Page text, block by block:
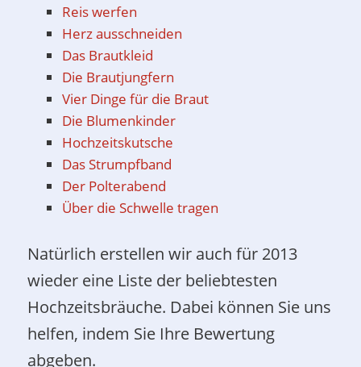
Reis werfen
Herz ausschneiden
Das Brautkleid
Die Brautjungfern
Vier Dinge für die Braut
Die Blumenkinder
Hochzeitskutsche
Das Strumpfband
Der Polterabend
Über die Schwelle tragen
Natürlich erstellen wir auch für 2013
wieder eine Liste der beliebtesten
Hochzeitsbräuche. Dabei können Sie uns
helfen, indem Sie Ihre Bewertung
abgeben.